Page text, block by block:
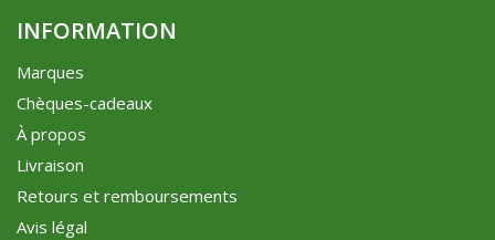
INFORMATION
Marques
Chèques-cadeaux
À propos
Livraison
Retours et remboursements
Avis légal